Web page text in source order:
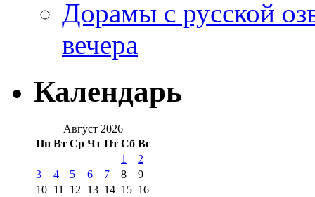
Дорамы с русской
вечера
Календарь
Август 2026
Пн Вт Ср Чт Пт Сб Вс
1
2
3
4 5 6 7 8
9
10 11 12 13 14 15 16